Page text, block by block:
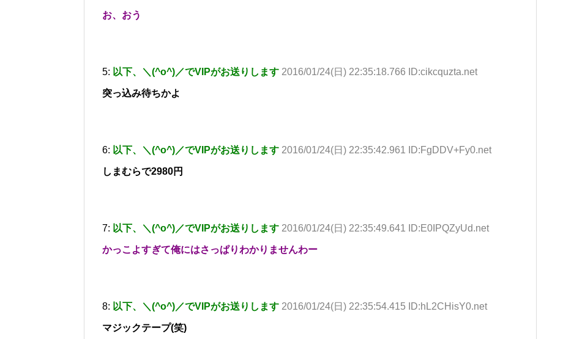
お、おう
5: 以下、＼(^o^)／でVIPがお送りします 2016/01/24(日) 22:35:18.766 ID:cikcquzta.net
突っ込み待ちかよ
6: 以下、＼(^o^)／でVIPがお送りします 2016/01/24(日) 22:35:42.961 ID:FgDDV+Fy0.net
しまむらで2980円
7: 以下、＼(^o^)／でVIPがお送りします 2016/01/24(日) 22:35:49.641 ID:E0IPQZyUd.net
かっこよすぎて俺にはさっぱりわかりませんわー
8: 以下、＼(^o^)／でVIPがお送りします 2016/01/24(日) 22:35:54.415 ID:hL2CHisY0.net
マジックテープ(笑)